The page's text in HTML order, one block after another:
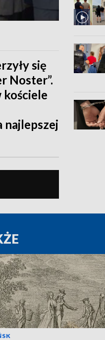
się
Noster”.
kościele
najlepszej